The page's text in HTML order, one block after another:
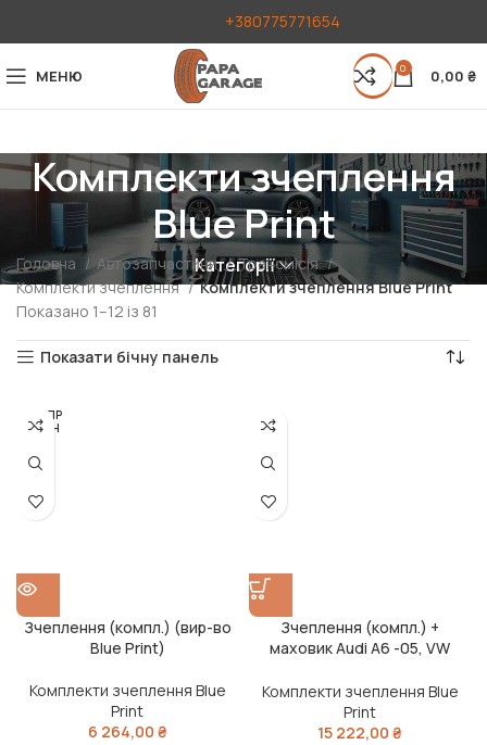
+380775771654
МЕНЮ 0 0,00 ₴
Комплекти зчеплення
Blue Print
Категорії
Головна Автозапчастини
Трансмісія
Комплекти зчеплення
Комплекти зчеплення Blue Print
Показано 1–12 із 81
Показати бічну панель
РОЗПР
ОДАН
Зчеплення (компл.) (вир-во
Blue Print)
Комплекти зчеплення Blue
Print
6 264,00 ₴
Зчеплення (компл.) +
маховик Audi A6 -05, VW
Print)
Комплекти зчеплення Blue
Print
15 222,00 ₴